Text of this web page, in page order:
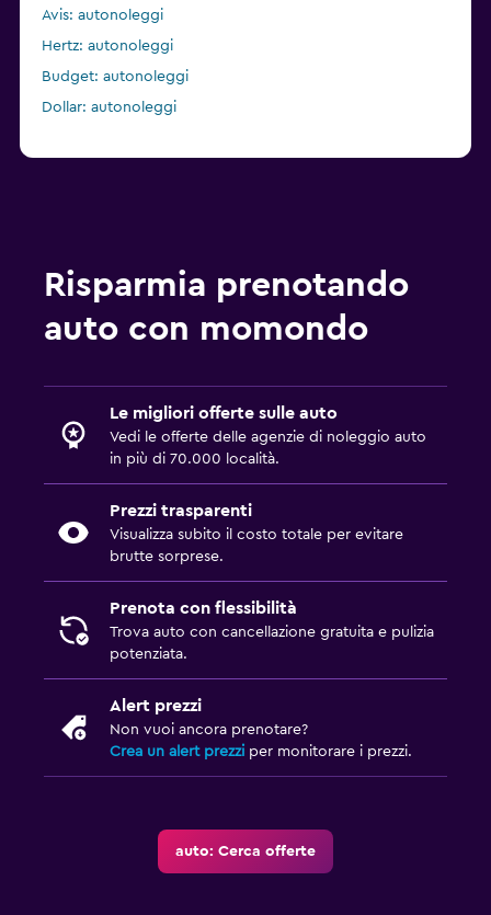
Avis: autonoleggi
Hertz: autonoleggi
Budget: autonoleggi
Dollar: autonoleggi
Risparmia prenotando
auto con momondo
Le migliori offerte sulle auto
Vedi le offerte delle agenzie di noleggio auto
in più di 70.000 località.
Prezzi trasparenti
Visualizza subito il costo totale per evitare
brutte sorprese.
Prenota con flessibilità
Trova auto con cancellazione gratuita e pulizia
potenziata.
Alert prezzi
Non vuoi ancora prenotare?
Crea un alert prezzi per monitorare i prezzi.
auto: Cerca offerte